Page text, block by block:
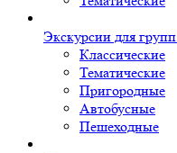
Экскурсии для групп
Классические
Тематические
Пригородные
Автобусные
Пешеходные